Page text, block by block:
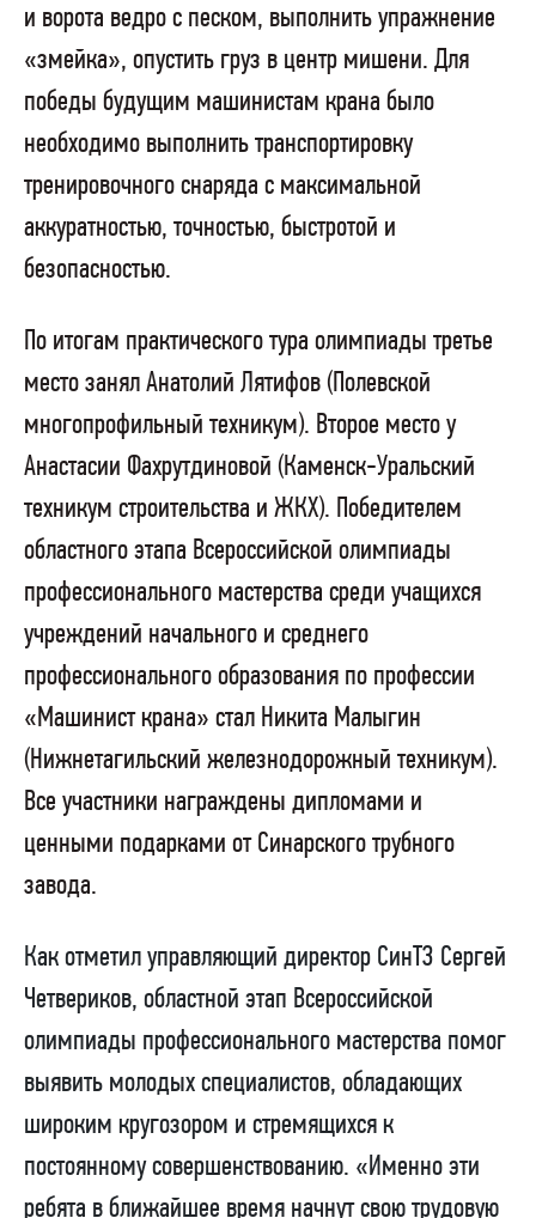
и ворота ведро с песком, выполнить упражнение
«змейка», опустить груз в центр мишени. Для
победы будущим машинистам крана было
необходимо выполнить транспортировку
тренировочного снаряда с максимальной
аккуратностью, точностью, быстротой и
безопасностью.
По итогам практического тура олимпиады третье
место занял Анатолий Лятифов (Полевской
многопрофильный техникум). Второе место у
Анастасии Фахрутдиновой (Каменск-Уральский
техникум строительства и ЖКХ). Победителем
областного этапа Всероссийской олимпиады
профессионального мастерства среди учащихся
учреждений начального и среднего
профессионального образования по профессии
«Машинист крана» стал Никита Малыгин
(Нижнетагильский железнодорожный техникум).
Все участники награждены дипломами и
ценными подарками от Синарского трубного
завода.
Как отметил управляющий директор СинТЗ Сергей
Четвериков, областной этап Всероссийской
олимпиады профессионального мастерства помог
выявить молодых специалистов, обладающих
широким кругозором и стремящихся к
постоянному совершенствованию. «Именно эти
ребята в ближайшее время начнут свою трудовую